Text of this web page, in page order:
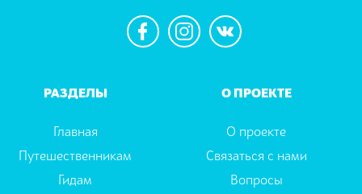
РАЗДЕЛЫ
Главная
Путешественникам
Гидам
О ПРОЕКТЕ
О проекте
Связаться с нами
Вопросы